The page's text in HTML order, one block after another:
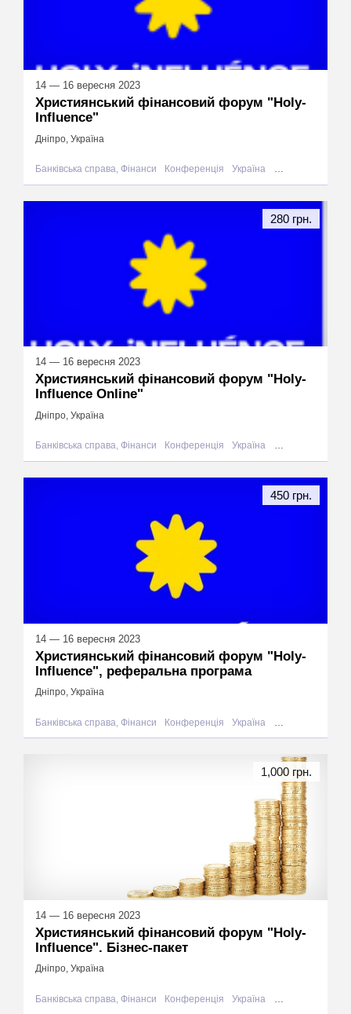
14 — 16 вересня 2023
Християнський фінансовий форум "Holy-
Influence"
Дніпро, Україна
Банківська справа, Фінанси Конференція Україна Дніпро
14 — 16 вересня 2023
Християнський фінансовий форум "Holy-
Influence Online"
Дніпро, Україна
Банківська справа, Фінанси Конференція Україна Дніпро
280 грн.
14 — 16 вересня 2023
Християнський фінансовий форум "Holy-
Influence", реферальна програма
Дніпро, Україна
Банківська справа, Фінанси Конференція Україна
450 грн.
14 — 16 вересня 2023
Християнський фінансовий форум "Holy-
Influence". Бізнес-пакет
Дніпро, Україна
Банківська справа, Фінанси Конференція Україна Дніпро
1,000 грн.